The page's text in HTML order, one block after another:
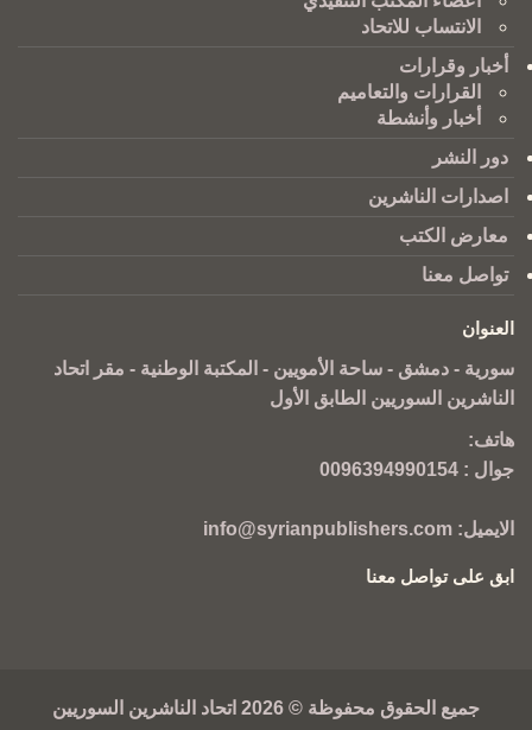
الانتساب للاتحاد
أخبار وقرارات
القرارات والتعاميم
أخبار وأنشطة
دور النشر
اصدارات الناشرين
معارض الكتب
تواصل معنا
العنوان
سورية - دمشق - ساحة الأمويين - المكتبة الوطنية - مقر اتحاد
الناشرين السوريين الطابق الأول
هاتف:
جوال : 0096394990154
الايميل: info@syrianpublishers.com
ابق على تواصل معنا
جميع الحقوق محفوظة © 2026 اتحاد الناشرين السوريين